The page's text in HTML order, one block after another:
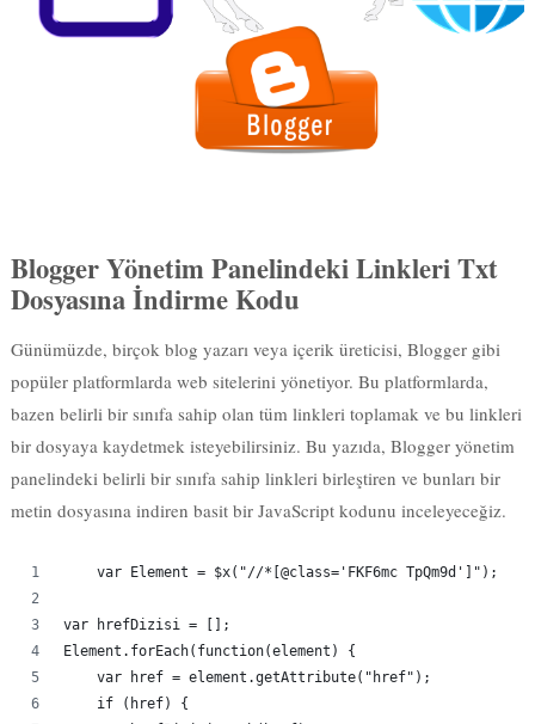
Günümüzde, birçok blog yazarı veya içerik üreticisi, Blogger gibi
popüler platformlarda web sitelerini yönetiyor. Bu platformlarda,
bir dosyaya kaydetmek isteyebilirsiniz. Bu yazıda, Blogger yönetim
panelindeki belirli bir sınıfa sahip linkleri birleştiren ve bunları bir
Element.forEach(function(element) {
    if (href) {
        hrefDizisi.push(href);
    }